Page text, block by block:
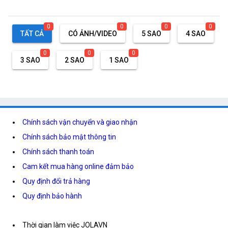
TẤT CẢ
0
CÓ ẢNH/VIDEO
0
5 SAO
0
4 SAO
0
3 SAO
0
2 SAO
0
1 SAO
0
Chính sách vận chuyển và giao nhận
Chính sách bảo mật thông tin
Chính sách thanh toán
Cam kết mua hàng online đảm bảo
Quy định đổi trả hàng
Quy định bảo hành
Thời gian làm việc JOLAVN